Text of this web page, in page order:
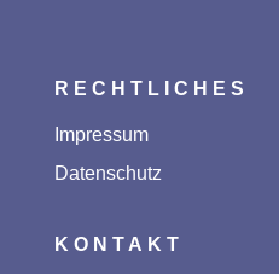
RECHTLICHES
Impressum
Datenschutz
KONTAKT